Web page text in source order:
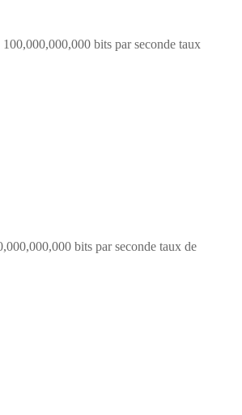
bits par seconde taux
bits par seconde taux de